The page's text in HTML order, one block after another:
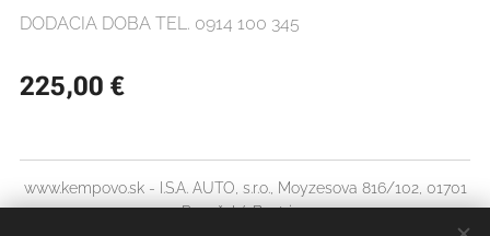
DODACIA DOBA TEL. 0914 100 345
225,00 €
www.kempovo.sk - I.S.A. AUTO, s.r.o., Moyzesova 816/102, 01701
Považská Bystrica